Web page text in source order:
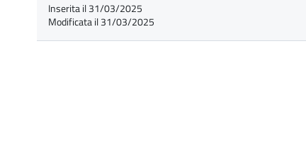
Inserita il 31/03/2025
Modificata il 31/03/2025